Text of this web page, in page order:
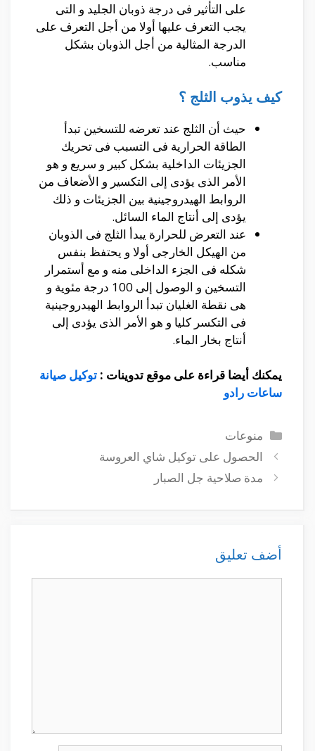
على التأثير فى درجة ذوبان الجليد و التى
يجب التعرف عليها أولا من أجل التعرف على
الدرجة المثالية من أجل الذوبان بشكل
مناسب.
كيف يذوب الثلج ؟
حيث أن الثلج عند تعرضه للتسخين تبدأ
الطاقة الحرارية فى التسبب فى تحريك
الجزيئات الداخلية بشكل كبير و سريع و هو
الأمر الذى يؤدى إلى التكسير و الأضعاف من
الروابط الهيدروجينية بين الجزيئات و ذلك
يؤدى إلى أنتاج الماء السائل.
عند التعرض للحرارة يبدأ الثلج فى الذوبان
من الهيكل الخارجى أولا و يحتفظ بنفس
شكله فى الجزء الداخلى منه و مع أستمرار
التسخين و الوصول إلى 100 درجة مئوية و
هى نقطة الغليان تبدأ الروابط الهيدروجينية
فى التكسر كليا و هو الأمر الذى يؤدى إلى
أنتاج بخار الماء.
يمكنك أيضا قراءة على موقع تدوينات : توكيل صيانة
ساعات رادو
التصنيفات
منوعات
الحصول على توكيل شاي العروسة
مدة صلاحية جل الصبار
أضف تعليق